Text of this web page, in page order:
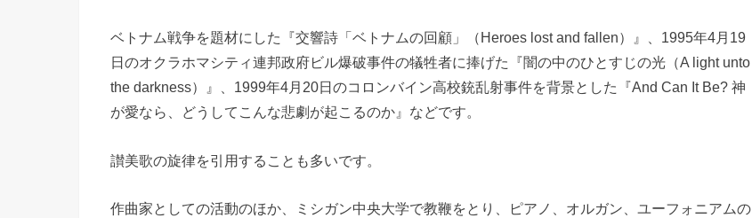
ベトナム戦争を題材にした『交響詩「ベトナムの回顧」（Heroes lost and fallen）』、1995年4月19
日のオクラホマシティ連邦政府ビル爆破事件の犠牲者に捧げた『闇の中のひとすじの光（A light unto
the darkness）』、1999年4月20日のコロンバイン高校銃乱射事件を背景とした『And Can It Be? 神
が愛なら、どうしてこんな悲劇が起こるのか』などです。
讃美歌の旋律を引用することも多いです。
作曲家としての活動のほか、ミシガン中央大学で教鞭をとり、ピアノ、オルガン、ユーフォニアムの